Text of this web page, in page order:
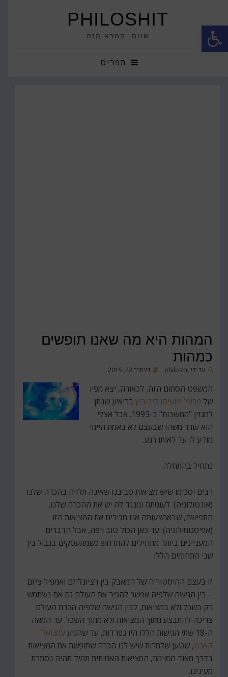
פתח סרגל נגישות PHILOSHIT
שווה, החרא הזה
תפריט
המהות היא מה שאנו תופשים
כמהות
על ידי philoshit
פורסםדצמבר 22, 2015
המשפט הסתום הזה, לכאורה, יצא מפיו
של פרופ' ישעיהו ליבוביץ בריאיון שנתן
למגזין "מחשבות" ב-1993. אבל אצלי
הוא עורר משהו שבעצם לא באמת הייתי
מודע לו עד לאותו רגע.
נתחיל בהתחלה.
רבים יסכימו שיש מציאות סביבנו שאינה תלויה בהכרה שלנו
(אונטולוגיה). לעומתה ומנגד לה יש את ההכרה שלנו,
התפישה, שבאמצעותה אנו מכירים את המציאות הזו
(אפיסטמולוגיה). עד כאן הכול טוב ויפה, אבל הדברים
המעניינים ביותר מתחילים להתרחש כשמתעסקים בגבול בין
שני התחומים הללו.
זו בעצם ההיסטוריה של המאבק בין רציונליזם ואמפיריציזם
– בין הגישה שלפיה אפשר להכיר את העולם גם אם נשתמש
רק בשכל ולא במציאות, לבין הגישה שלפיה הכרת העולם
צריכה להתבצע מתוך המציאות ולא מתוך השכל. עד המאה
ה-18 שתי הגישות הללו היו נפרדות, עד שהגיע
עמנואל
קאנט, שטען שלמרות שיש לנו הכרה שתופשת את המציאות
בדרך מאוד מסוימת, המציאות האמיתית תמיד תהיה נסתרת
מעינינו.